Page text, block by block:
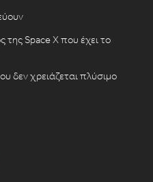
της Space X που έχει το
δεν χρειάζεται πλύσιμο